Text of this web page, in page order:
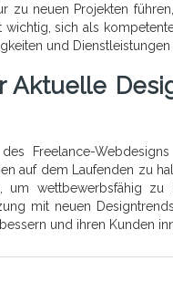
zu neuen Projekten
wichtig, sich als
und
Aktuelle
Freelance-
auf dem Laufenden zu
um wettbewerbsfähig
mit neuen
und ihren Kunden